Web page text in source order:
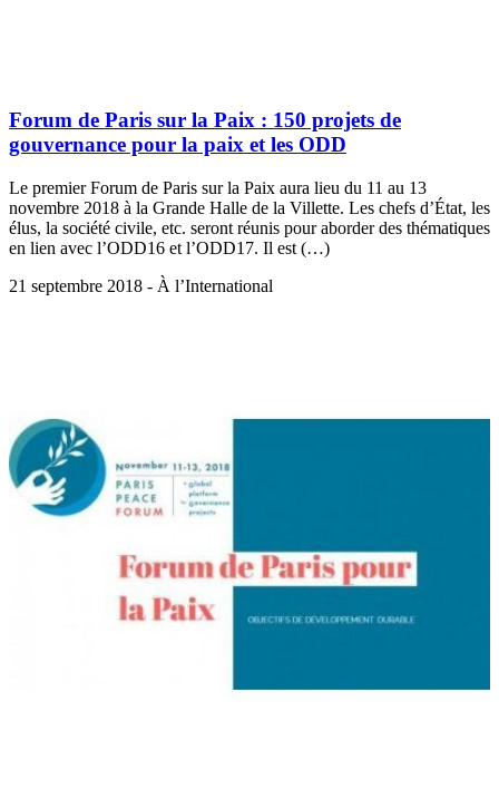
Forum de Paris sur la Paix : 150 projets de
gouvernance pour la paix et les ODD
Le premier Forum de Paris sur la Paix aura lieu du 11 au 13
novembre 2018 à la Grande Halle de la Villette. Les chefs d’État, les
élus, la société civile, etc. seront réunis pour aborder des thématiques
en lien avec l’ODD16 et l’ODD17. Il est (…)
21 septembre 2018 - À l’International